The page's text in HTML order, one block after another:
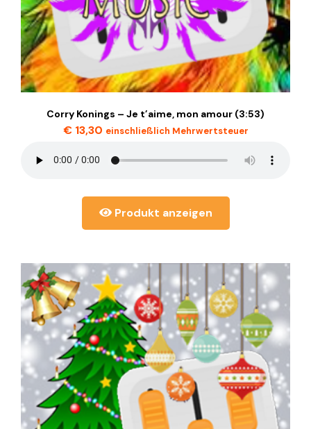
Corry Konings – Je t’aime, mon amour (3:53)
€13,30 einschließlich Mehrwertsteuer
Produkt anzeigen